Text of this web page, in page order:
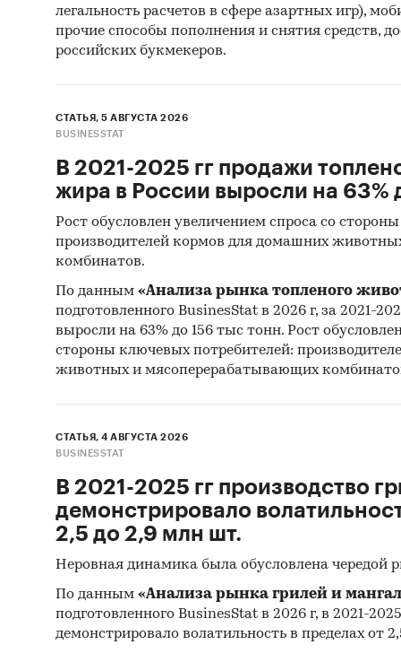
Метод
легальность расчетов в сфере азартных игр),
прочие способы пополнения и снятия средств,
российских букмекеров.
СТАТЬЯ, 5 АВГУСТА 2026
BUSINESSTAT
В 2021-2025 гг продажи
жира в России выросли на 63%
Рост обусловлен увеличением спроса со
производителей кормов для домашних
комбинатов.
По данным «Анализа рынка топленого
подготовленного BusinesStat в 2026 г, за 2021-
выросли на 63% до 156 тыс тонн. Рост
стороны ключевых потребителей:
животных и мясоперерабатывающих
СТАТЬЯ, 4 АВГУСТА 2026
BUSINESSTAT
В 2021-2025 гг производство
демонстрировало
2,5 до 2,9 млн шт.
Неровная динамика была обусловлена чередой
По данным «Анализа рынка грилей и
подготовленного BusinesStat в 2026 г, в 2021-
демонстрировало волатильность в пределах от